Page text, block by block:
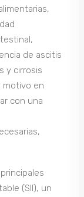
de ascitis
y cirrosis
motivo en
con una
(SII), un